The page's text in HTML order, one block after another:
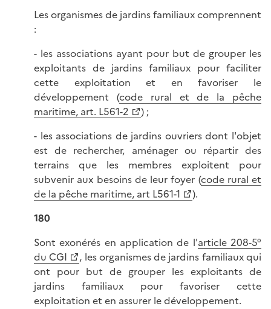
Les organismes de jardins familiaux comprennent
:
- les associations ayant pour but de grouper les
exploitants de jardins familiaux pour faciliter
cette exploitation et en favoriser le
développement (code rural et de la pêche
maritime, art. L561-2
) ;
- les associations de jardins ouvriers dont l'objet
est de rechercher, aménager ou répartir des
terrains que les membres exploitent pour
subvenir aux besoins de leur foyer (code rural et
de la pêche maritime, art L561-1
).
180
Sont exonérés en application de l'article 208-5°
du CGI
, les organismes de jardins familiaux qui
ont pour but de grouper les exploitants de
jardins familiaux pour favoriser cette
exploitation et en assurer le développement.